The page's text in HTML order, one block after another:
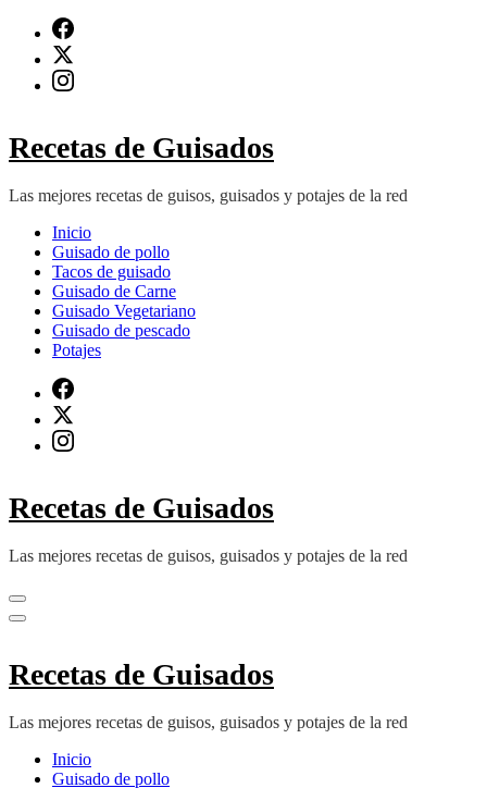
contenido
(presiona
Recetas de Guisados
Las mejores recetas de guisos, guisados y potajes de la red
Inicio
Guisado de pollo
Tacos de guisado
Guisado de Carne
Guisado Vegetariano
Guisado de pescado
Potajes
Recetas de Guisados
Las mejores recetas de guisos, guisados y potajes de la red
Recetas de Guisados
Las mejores recetas de guisos, guisados y potajes de la red
Inicio
Guisado de pollo